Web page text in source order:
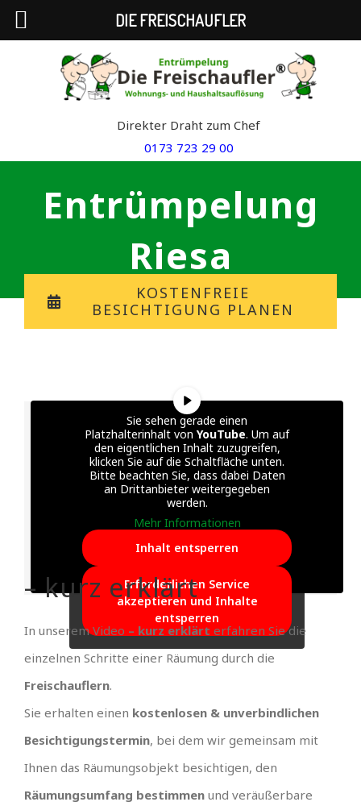
Direkter Draht zum Chef
0173 723 29 00
Entrümpelung
Riesa
KOSTENFREIE
BESICHTIGUNG PLANEN
Sie sehen gerade einen
Platzhalterinhalt von YouTube. Um auf
den eigentlichen Inhalt zuzugreifen,
klicken Sie auf die Schaltfläche unten.
Bitte beachten Sie, dass dabei Daten
an Drittanbieter weitergegeben
werden.
Mehr Informationen
Inhalt entsperren
Erforderlichen Service
akzeptieren und Inhalte
entsperren
– kurz erklärt
In unserem Video – kurz erklärt erfahren Sie die
einzelnen Schritte einer Räumung durch die
Freischauflern.
Sie erhalten einen kostenlosen & unverbindlichen
Besichtigungstermin, bei dem wir gemeinsam mit
Ihnen das Räumungsobjekt besichtigen, den
Räumungsumfang bestimmen und veräußerbare
DIE FREISCHAUFLER